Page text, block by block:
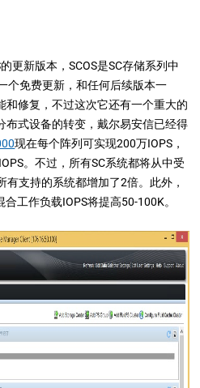
更新版本，SCOS是SC存储系列中
个免费更新，和任何后续版本一
和修复，不过这次它还有一个重大的
布式设备的转变，戴尔易安信已经得
现在每个阵列可实现200万IOPS，
。不过，所有SC系统都将从中受
有支持的系统都增加了2倍。此外，
工作负载IOPS将提高50-100K。